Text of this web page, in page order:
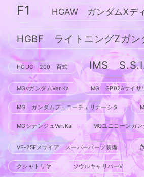
F1 HGAW ガンダムXデ
HGBF ライトニングZガン
HGUC 200 百式 IMS
MGνガンダムVer.Ka MG GP02Aサイサ
MG ガンダムフェニーチェリナーシタ
MGシナンジュVer.Ka MGユニコーンガン
VF-25Fメサイア スーパーパーツ装備
クシャトリヤ ソウルキャリバーV